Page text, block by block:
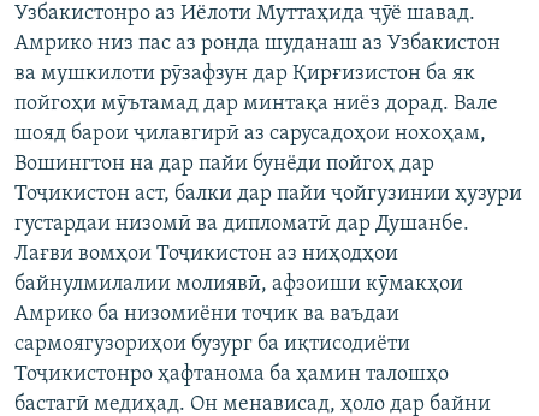
Узбакистонро аз Иёлоти Муттаҳида ҷӯё шавад.
Амрико низ пас аз ронда шуданаш аз Узбакистон
ва мушкилоти рӯзафзун дар Қирғизистон ба як
пойгоҳи мӯътамад дар минтақа ниёз дорад. Вале
шояд барои ҷилавгирӣ аз сарусадоҳои нохоҳам,
Вошингтон на дар пайи бунёди пойгоҳ дар
Тоҷикистон аст, балки дар пайи ҷойгузинии ҳузури
густардаи низомӣ ва дипломатӣ дар Душанбе.
Лағви вомҳои Тоҷикистон аз ниҳодҳои
байнулмилалии молиявӣ, афзоиши кӯмакҳои
Амрико ба низомиёни тоҷик ва ваъдаи
сармоягузориҳои бузург ба иқтисодиёти
Тоҷикистонро ҳафтанома ба ҳамин талошҳо
бастагӣ медиҳад. Он менависад, ҳоло дар байни